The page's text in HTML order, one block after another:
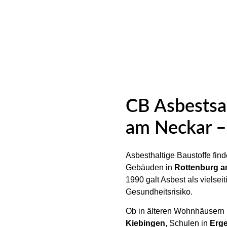
CB
am Neckar
Asbesthaltige Baustoffe
Gebäuden in Rottenburg
1990 galt Asbest als
Gesundheitsrisiko.
Ob in älteren
Kiebingen, Schulen in